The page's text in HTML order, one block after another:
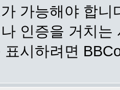
가능해야 합
인증을 거치
표시하려면